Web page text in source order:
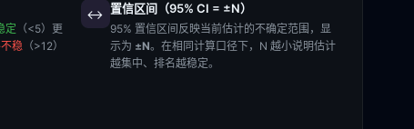
定 （<5）更
不稳 （>12）
↔️ 置信区间（95% CI = ±N）
95% 置信区间反映当前估计的不确定范围，显
示为 ±N。在相同计算口径下，N 越小说明估计
越集中、排名越稳定。